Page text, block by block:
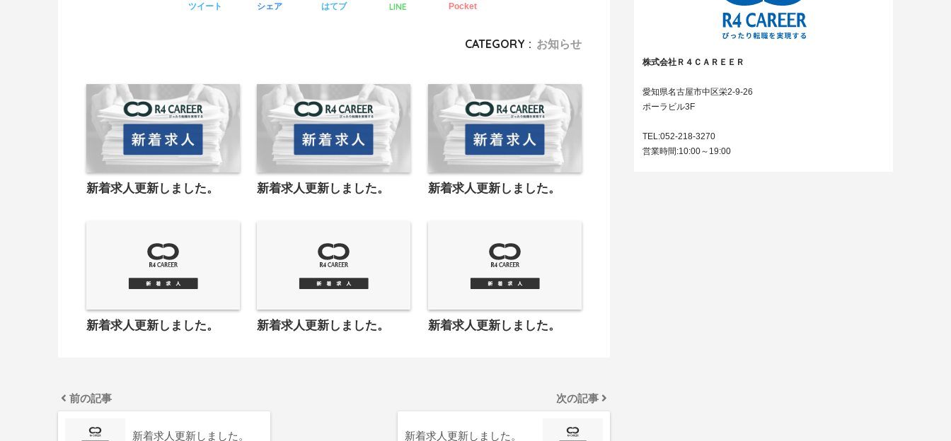
ツイート シェア はてブ LINE Pocket
CATEGORY : お知らせ
新着求人更新しました。 新着求人更新しました。 新着求人更新しました。
新着求人更新しました。 新着求人更新しました。 新着求人更新しました。
前の記事
新着求人更新しました。
次の記事
新着求人更新しました。
株式会社Ｒ４ＣＡＲＥＥＲ
愛知県名古屋市中区栄2-9-26
ポーラビル3F
TEL:052-218-3270
営業時間:10:00～19:00